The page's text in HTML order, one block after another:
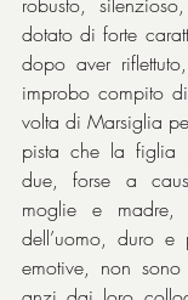
dotato di forte
dopo aver
improbo compito
volta di Marsiglia
pista che la figlia
due, forse a
moglie e
dell’uomo, duro e
emotive, non